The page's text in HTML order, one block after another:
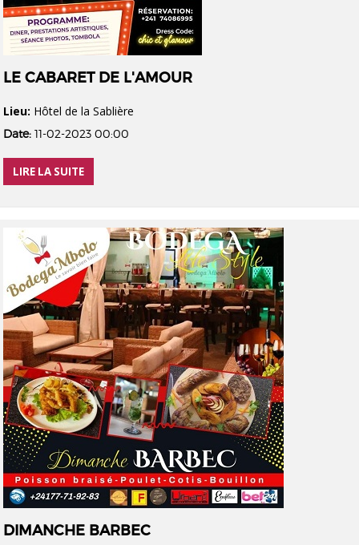
LE CABARET DE L'AMOUR
Lieu: Hôtel de la Sablière
Date: 11-02-2023 00:00
LIRE LA SUITE
DIMANCHE BARBEC